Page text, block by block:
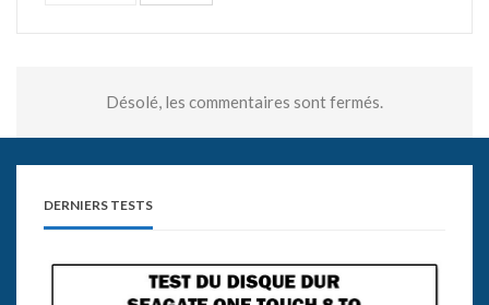
Désolé, les commentaires sont fermés.
DERNIERS TESTS